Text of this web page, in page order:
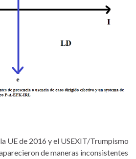
UE de 2016 y el USEXIT/Trumpismo
de maneras inconsistentes